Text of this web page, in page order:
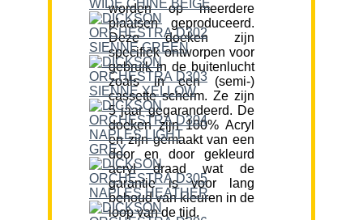
worden op meerdere
plaatsen geproduceerd.
Deze doeken zijn
specifiek ontworpen voor
gebruik in de buitenlucht
zoals in een (semi-)
cassette scherm. Ze zijn
5 jaar gegarandeerd. De
doeken zijn 100% Acryl
en zijn gemaakt van een
door en door gekleurd
acryl draad wat de
garantie is voor lang
behoud van kleuren in de
loop van de tijd.